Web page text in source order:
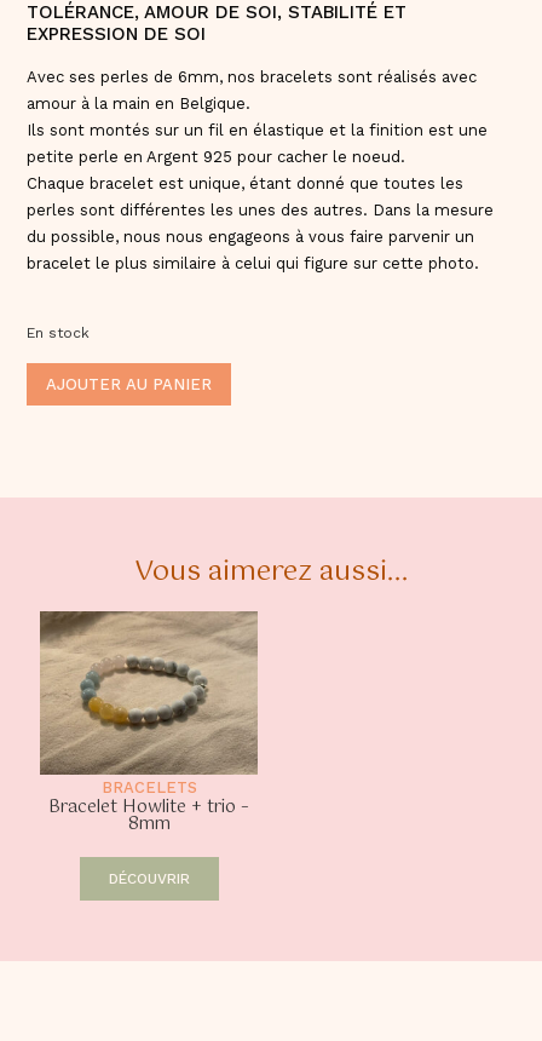
TOLÉRANCE, AMOUR DE SOI, STABILITÉ ET
EXPRESSION DE SOI
Avec ses perles de 6mm, nos bracelets sont réalisés avec
amour à la main en Belgique.
Ils sont montés sur un fil en élastique et la finition est une
petite perle en Argent 925 pour cacher le noeud.
Chaque bracelet est unique, étant donné que toutes les
perles sont différentes les unes des autres. Dans la mesure
du possible, nous nous engageons à vous faire parvenir un
bracelet le plus similaire à celui qui figure sur cette photo.
En stock
AJOUTER AU PANIER
Vous aimerez aussi...
BRACELETS
Bracelet Howlite + trio –
8mm
DÉCOUVRIR